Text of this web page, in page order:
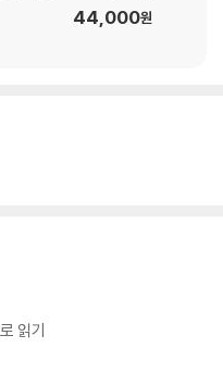
44,000원
읽기